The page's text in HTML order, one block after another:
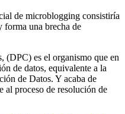
de microblogging consistiría
forma una brecha de
(DPC) es el organismo que en
de datos, equivalente a la
de Datos. Y acaba de
al proceso de resolución de